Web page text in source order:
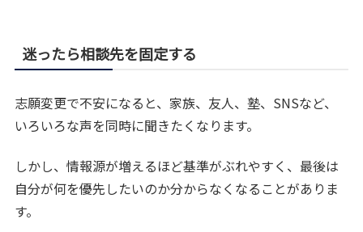
迷ったら相談先を固定する
志願変更で不安になると、家族、友人、塾、SNSなど、
いろいろな声を同時に聞きたくなります。
しかし、情報源が増えるほど基準がぶれやすく、最後は
自分が何を優先したいのか分からなくなることがありま
す。